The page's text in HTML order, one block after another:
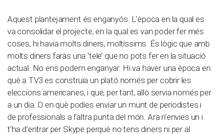
Aquest plantejament és enganyós. L’època en la qual es
va consolidar el projecte, en la qual es van poder fer més
coses, hi havia molts diners, moltíssims. És lògic que amb
molts diners faràs una ‘tele’ que no pots fer en la situació
actual. No ens podem enganyar. Hi va haver una època en
què a TV3 es construïa un plató només per cobrir les
eleccions americanes, i que, per tant, allò servia només per
a un dia. O en què podies enviar un munt de periodistes i
de professionals a l’altra punta del món. Ara n’envies un i
t’ha d’entrar per Skype perquè no tens diners ni per al